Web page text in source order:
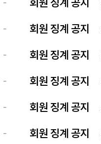
-
- 회원 징계 공지
- 회원 징계 공지
- 회원 징계 공지
- 회원 징계 공지
- 회원 징계 공지